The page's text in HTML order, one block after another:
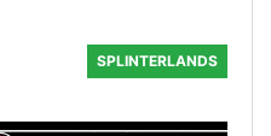
SPLINTERLANDS